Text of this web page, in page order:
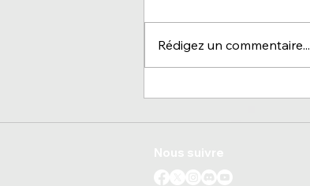
Rédigez un commentaire...